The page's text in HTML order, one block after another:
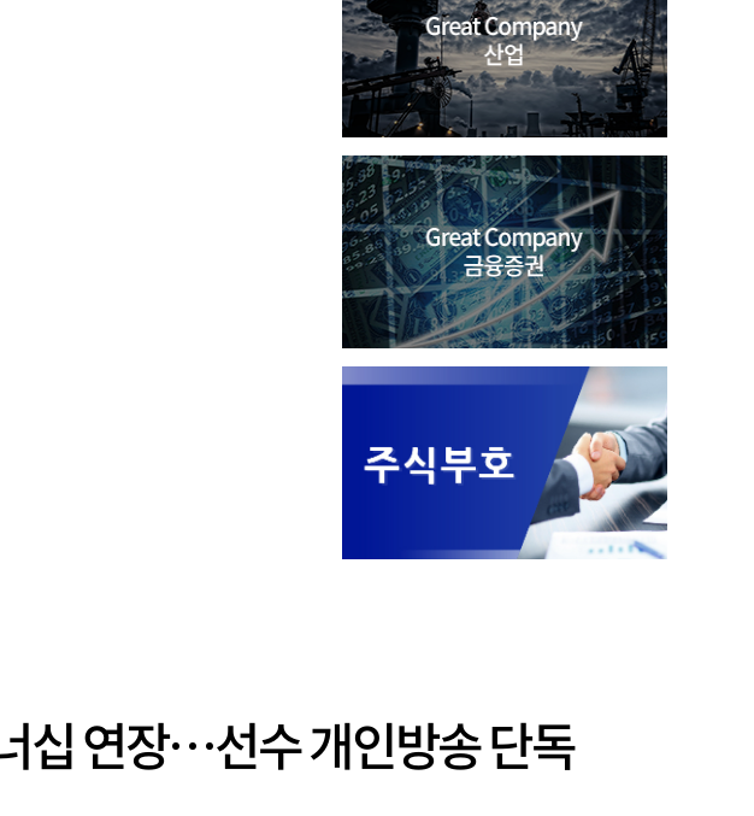
십 연장…선수 개인방송 단독